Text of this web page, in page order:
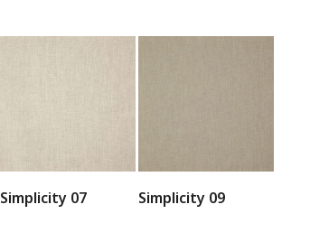
Simplicity 07 Simplicity 09